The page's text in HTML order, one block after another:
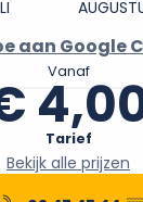
aan Google
Vanaf
Tarief
Bekijk alle prijzen